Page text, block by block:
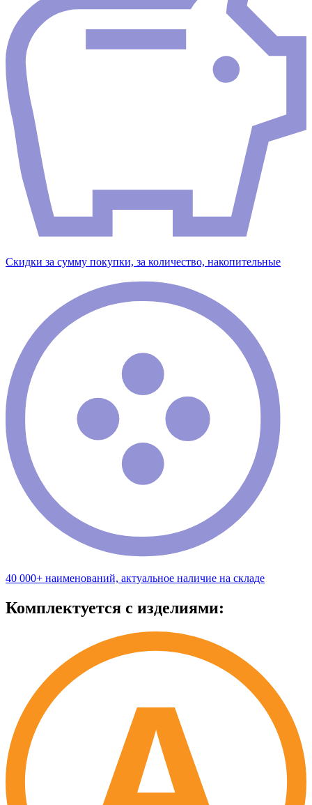
Скидки за сумму покупки, за количество, накопительные
40 000+ наименований, актуальное наличие на складе
Комплектуется с изделиями: